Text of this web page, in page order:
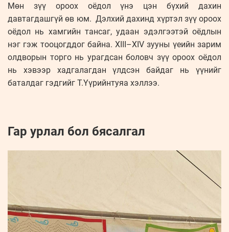
Мөн зүү ороох оёдол үнэ цэн бүхий дахин
давтагдашгүй өв юм. Дэлхий дахинд хүртэл зүү ороох
оёдол нь хамгийн тансаг, удаан эдэлгээтэй оёдлын
нэг гэж тооцогддог байна. XIII–XIV зууны үеийн зарим
олдворын торго нь урагдсан боловч зүү ороох оёдол
нь хэвээр хадгалагдан үлдсэн байдаг нь үүнийг
баталдаг гэдгийг Т.Үүрийнтуяа хэллээ.
Гар урлал бол бясалгал